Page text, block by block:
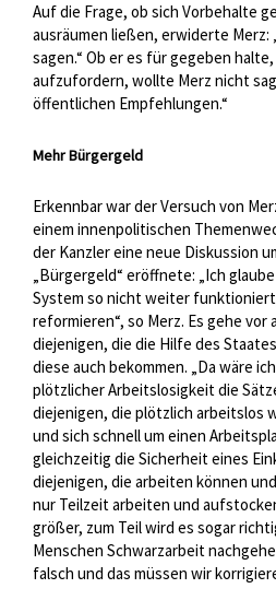
Auf die Frage, ob sich Vorbehalte
ausräumen ließen, erwiderte Merz:
sagen.“ Ob er es für gegeben
aufzufordern, wollte Merz nicht
öffentlichen Empfehlungen.“
Mehr Bürgergeld
Erkennbar war der Versuch von
einem innenpolitischen
der Kanzler eine neue Diskussion
„Bürgergeld“ eröffnete: „Ich
System so nicht weiter
reformieren“, so Merz. Es gehe vor
diejenigen, die die Hilfe des
diese auch bekommen. „Da wäre
plötzlicher Arbeitslosigkeit die
diejenigen, die plötzlich arbeitslos
und sich schnell um einen
gleichzeitig die Sicherheit eines
diejenigen, die arbeiten können
nur Teilzeit arbeiten und
größer, zum Teil wird es sogar
Menschen Schwarzarbeit
falsch und das müssen wir